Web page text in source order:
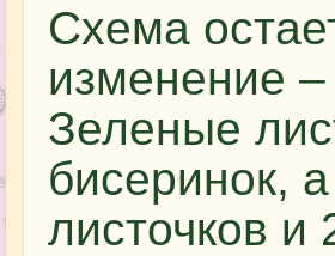
Схема
изменение –
Зеленые
бисеринок,
листочков и